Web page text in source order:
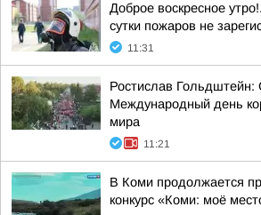
Доброе воскресное
сутки пожаров не
11:31
Ростислав Гольдштейн:
Международный день
мира
11:21
В Коми продолжается
конкурс «Коми: моё